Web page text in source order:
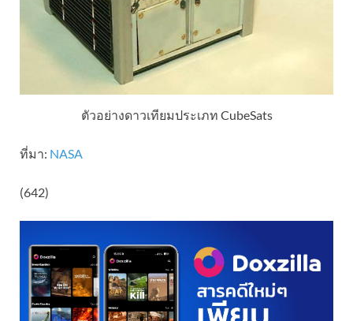
ตัวอย่างดาวเทียมประเภท CubeSats
ที่มา: NASA
(642)